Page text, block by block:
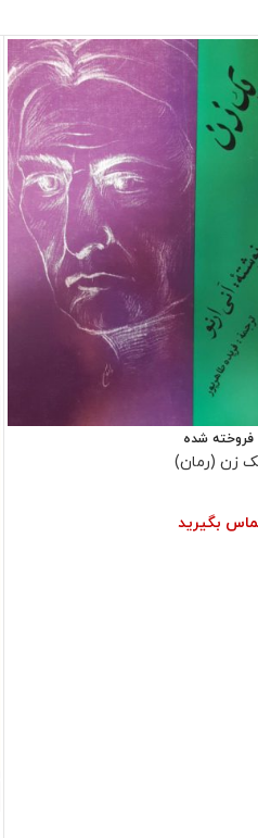
فروخته شده
زن (رمان)
بگیرید